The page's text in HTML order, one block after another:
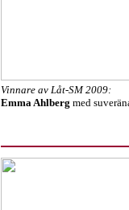
Vinnare av Låt-SM 2009:
Emma Ahlberg med